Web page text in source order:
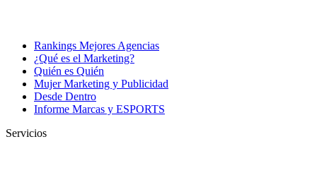
Rankings Mejores Agencias
¿Qué es el Marketing?
Quién es Quién
Mujer Marketing y Publicidad
Desde Dentro
Informe Marcas y ESPORTS
Servicios